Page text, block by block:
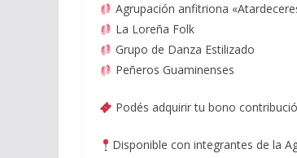
Agrupación anfitriona
La Loreña Folk
Grupo de Danza Estilizado
Peñeros Guaminenses
Podés adquirir tu bono
Disponible con integrantes de la